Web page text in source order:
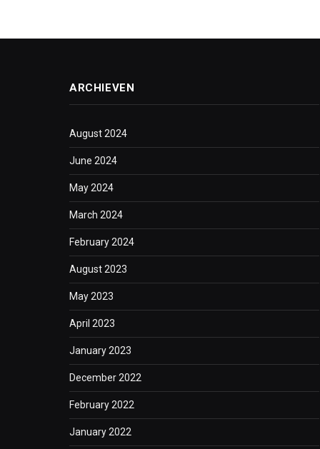
ARCHIEVEN
August 2024
June 2024
May 2024
March 2024
February 2024
August 2023
May 2023
April 2023
January 2023
December 2022
February 2022
January 2022